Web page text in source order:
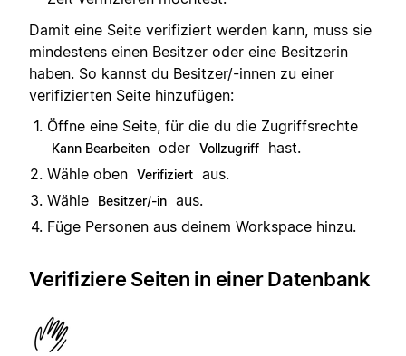
Damit eine Seite verifiziert werden kann, muss sie
mindestens einen Besitzer oder eine Besitzerin
haben. So kannst du Besitzer/-innen zu einer
verifizierten Seite hinzufügen:
Öffne eine Seite, für die du die Zugriffsrechte
Kann Bearbeiten oder Vollzugriff
hast.
Wähle oben Verifiziert aus.
Wähle
Besitzer/-in aus.
Füge Personen aus deinem Workspace hinzu.
Verifiziere Seiten in einer Datenbank